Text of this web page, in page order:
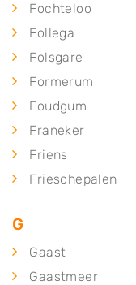
Fochteloo
Follega
Folsgare
Formerum
Foudgum
Franeker
Friens
Frieschepalen
G
Gaast
Gaastmeer